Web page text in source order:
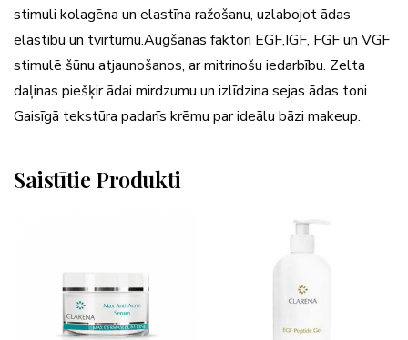
stimuli kolagēna un elastīna ražošanu, uzlabojot ādas
elastību un tvirtumu.Augšanas faktori EGF,IGF, FGF un VGF
stimulē šūnu atjaunošanos, ar mitrinošu iedarbību. Zelta
daļinas piešķir ādai mirdzumu un izlīdzina sejas ādas toni.
Gaisīgā tekstūra padarīs krēmu par ideālu bāzi makeup.
Saistītie Produkti